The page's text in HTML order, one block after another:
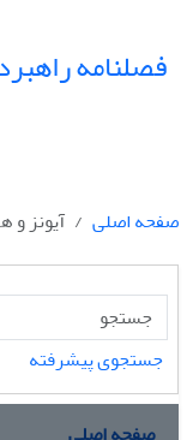
فصلنامه
صفحه اصلی آیونز و
جستجوی پیشرفته